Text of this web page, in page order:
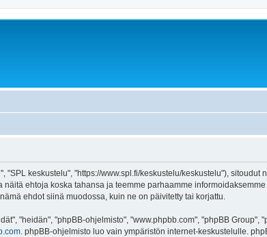
keskustelu", "https://www.spl.fi/keskustelu/keskustelu"),
ehtoja koska tahansa ja teemme parhaamme
ehdot siinä muodossa, kuin ne on päivitetty tai korjattu.
"heidän", "phpBB-ohjelmisto", "www.phpbb.com", "phpBB Group",
. phpBB-ohjelmisto luo vain ympäristön internet-keskustelulle.